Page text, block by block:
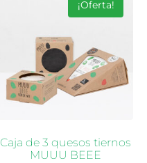
¡Oferta!
Caja de 3 quesos tiernos
MUUU BEEE